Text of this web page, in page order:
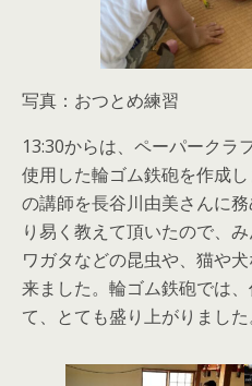
写真：おつとめ練習
13:30からは、ペーパークラ
使用した輪ゴム鉄砲を作成
の講師を長谷川由美さんに
り易く教えて頂いたので、
ワガタなどの昆虫や、猫や
来ました。輪ゴム鉄砲では
て、とても盛り上がりました